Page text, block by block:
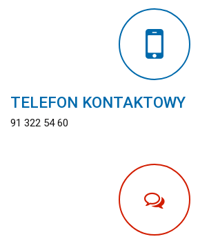
TELEFON KONTAKTOWY
91 322 54 60